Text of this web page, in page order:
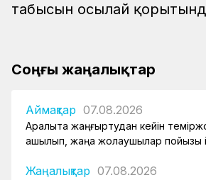
табысын осылай
Соңғы жаңалықтар
Аймақтар 07.08.2026
Арқалықта жаңғыртудан кейін
ашылып, жаңа жолаушылар пойызы
Жаңалықтар 07.08.2026